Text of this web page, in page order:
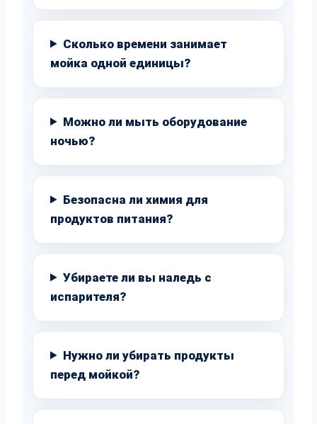
Сколько времени занимает
мойка одной единицы?
Можно ли мыть оборудование
ночью?
Безопасна ли химия для
продуктов питания?
Убираете ли вы наледь с
испарителя?
Нужно ли убирать продукты
перед мойкой?